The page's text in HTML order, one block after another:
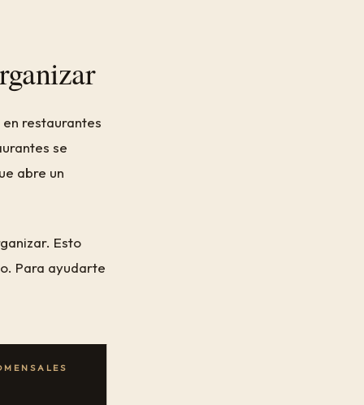
restaurantes
se
abre un
Esto
Para ayudarte